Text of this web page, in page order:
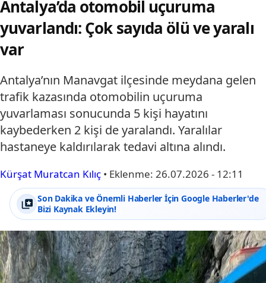
Antalya’da otomobil uçuruma
yuvarlandı: Çok sayıda ölü ve yaralı
var
Antalya’nın Manavgat ilçesinde meydana gelen
trafik kazasında otomobilin uçuruma
yuvarlaması sonucunda 5 kişi hayatını
kaybederken 2 kişi de yaralandı. Yaralılar
hastaneye kaldırılarak tedavi altına alındı.
Kürşat Muratcan Kılıç • Eklenme: 26.07.2026 - 12:11
Son Dakika ve Önemli Haberler İçin Google Haberler'de
Bizi Kaynak Ekleyin!